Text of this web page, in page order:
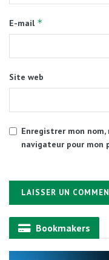
E-mail *
Site web
Enregistrer mon
navigateur pour mon
Alternative:Bookmakers